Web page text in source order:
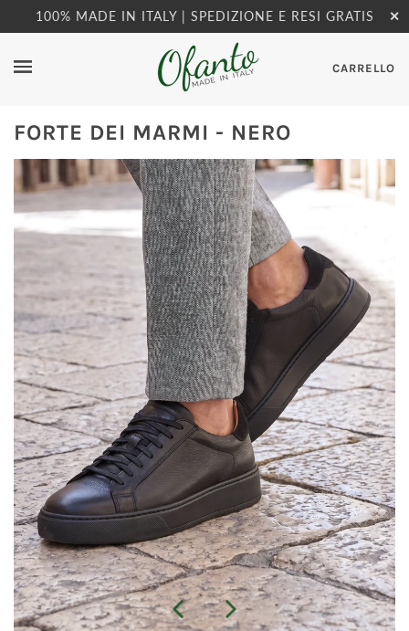
100% MADE IN ITALY | SPEDIZIONE E RESI GRATIS ✕
CARRELLO
FORTE DEI MARMI - NERO